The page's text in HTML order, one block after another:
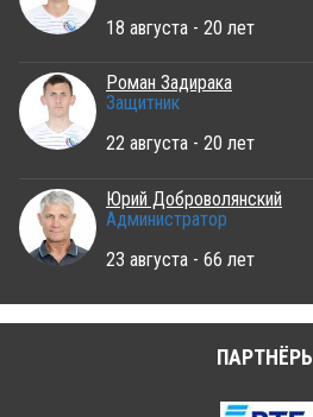
18 августа - 20 лет
Роман Задирака
Защитник
22 августа - 20 лет
Юрий Доброволянский
Администратор
23 августа - 66 лет
ПАРТНЁРЫ